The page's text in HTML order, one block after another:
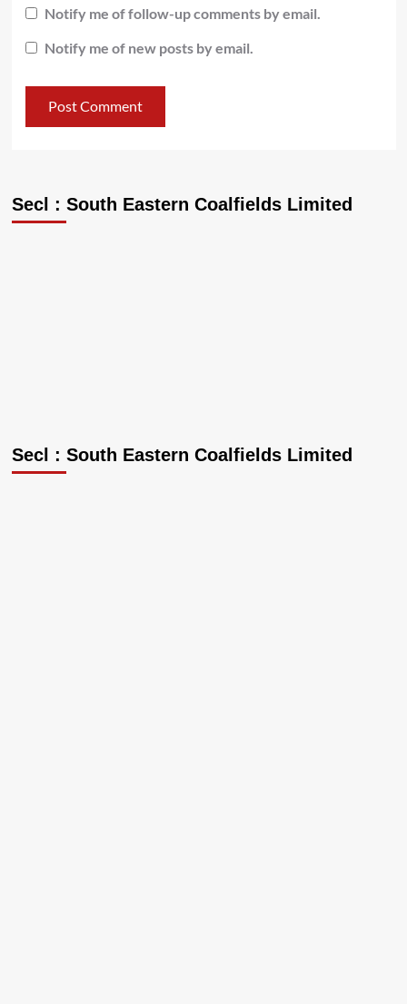
Notify me of follow-up comments by email.
Notify me of new posts by email.
Secl : South Eastern Coalfields Limited
Secl : South Eastern Coalfields Limited